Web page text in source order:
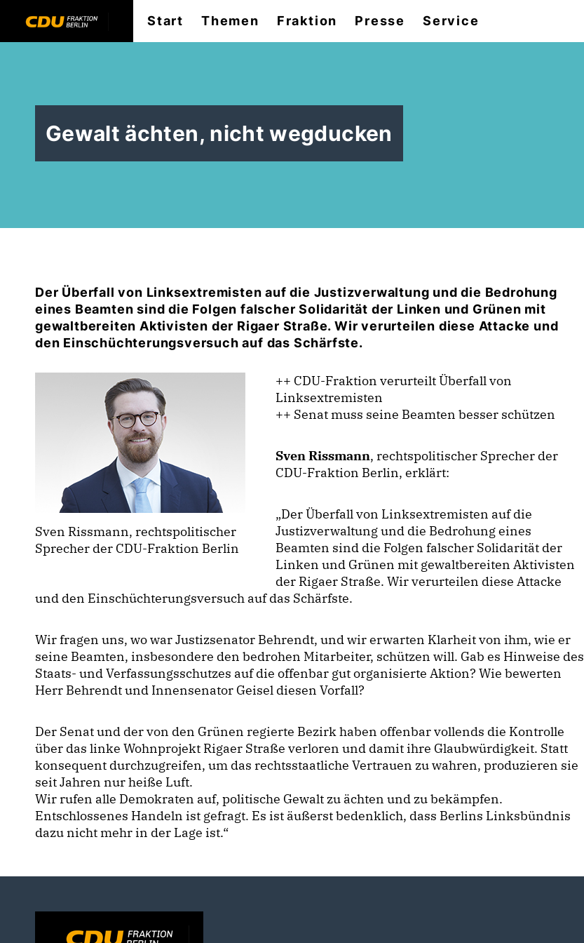
Start Themen Fraktion Presse Service
Gewalt ächten, nicht wegducken
Der Überfall von Linksextremisten auf die Justizverwaltung und die Bedrohung
eines Beamten sind die Folgen falscher Solidarität der Linken und Grünen mit
gewaltbereiten Aktivisten der Rigaer Straße. Wir verurteilen diese Attacke und
den Einschüchterungsversuch auf das Schärfste.
Sven Rissmann, rechtspolitischer
Sprecher der CDU-Fraktion Berlin
++ CDU-Fraktion verurteilt Überfall von
Linksextremisten
++ Senat muss seine Beamten besser schützen
Sven Rissmann, rechtspolitischer Sprecher der
CDU-Fraktion Berlin, erklärt:
Der Überfall von Linksextremisten auf die
Justizverwaltung und die Bedrohung eines
Beamten sind die Folgen falscher Solidarität der
Linken und Grünen mit gewaltbereiten Aktivisten
der Rigaer Straße. Wir verurteilen diese Attacke
und den Einschüchterungsversuch auf das Schärfste.
Wir fragen uns, wo war Justizsenator Behrendt, und wir erwarten Klarheit von ihm, wie er
seine Beamten, insbesondere den bedrohen Mitarbeiter, schützen will. Gab es Hinweise des
Staats- und Verfassungsschutzes auf die offenbar gut organisierte Aktion? Wie bewerten
Herr Behrendt und Innensenator Geisel diesen Vorfall?
Der Senat und der von den Grünen regierte Bezirk haben offenbar vollends die Kontrolle
über das linke Wohnprojekt Rigaer Straße verloren und damit ihre Glaubwürdigkeit. Statt
konsequent durchzugreifen, um das rechtsstaatliche Vertrauen zu wahren, produzieren sie
seit Jahren nur heiße Luft.
Wir rufen alle Demokraten auf, politische Gewalt zu ächten und zu bekämpfen.
Entschlossenes Handeln ist gefragt. Es ist äußerst bedenklich, dass Berlins Linksbündnis
dazu nicht mehr in der Lage ist.“